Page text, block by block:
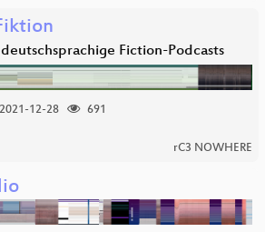
Fiction-Podcasts
2021-12-28
691
rC3 NOWHERE